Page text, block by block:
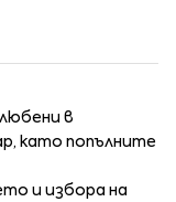
в
като попълните
и избора на